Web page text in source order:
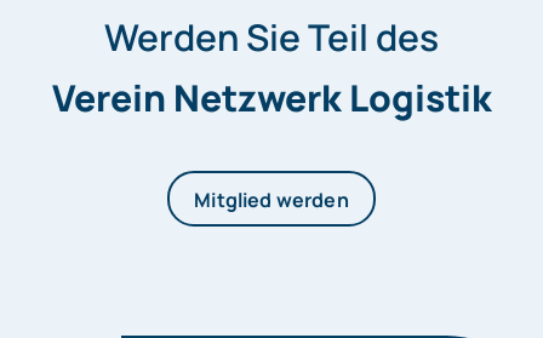
Werden Sie Teil des
Verein Netzwerk Logistik
Mitglied werden